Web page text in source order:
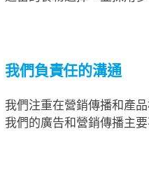
我們負責任的溝通
我們注重在營銷傳播和產
我們的廣告和營銷傳播主